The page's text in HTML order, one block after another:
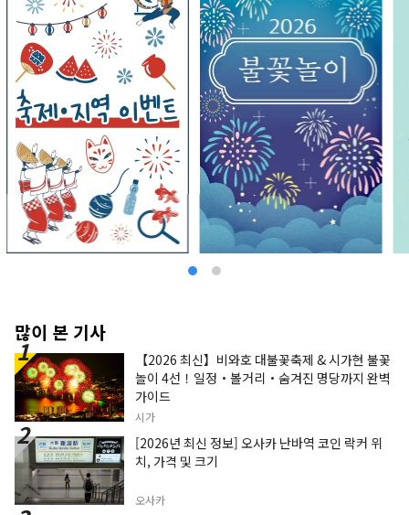
많이 본 기사
【2026 최신】비와호 대불꽃축제 & 시가현 불꽃
놀이 4선！일정・볼거리・숨겨진 명당까지 완벽
가이드
시가
[2026년 최신 정보] 오사카 난바역 코인 락커 위
치, 가격 및 크기
오사카